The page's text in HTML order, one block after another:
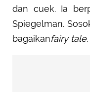
dan cuek. Ia
Spiegelman.
bagaikanfairy tale.